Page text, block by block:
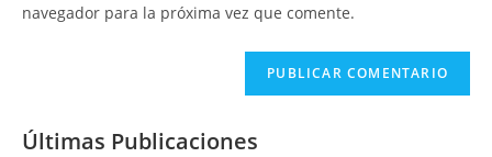
comentar
navegador para la próxima vez que comente.
Últimas Publicaciones